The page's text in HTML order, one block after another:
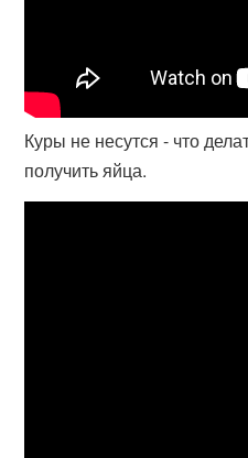
Куры не несутся - что
получить яйца.